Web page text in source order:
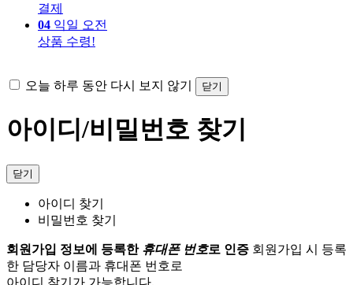
결제
04 익일 오전
상품 수령!
오늘 하루 동안 다시 보지 않기 닫기
아이디/비밀번호 찾기
닫기
아이디 찾기
비밀번호 찾기
회원가입 정보에 등록한 휴대폰 번호로 인증 회원가입 시 등록
한 담당자 이름과 휴대폰 번호로
아이디 찾기가 가능합니다.